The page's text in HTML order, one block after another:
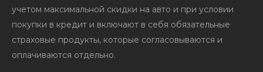
учетом максимальной скидки на авто и при условии
покупки в кредит и включают в себя обязательные
страховые продукты, которые согласовываются и
оплачиваются отдельно.